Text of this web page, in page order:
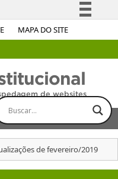
MAPA DO SITE
Simplifique!
Acesso à informação
Legislação
de websites
de fevereiro/2019